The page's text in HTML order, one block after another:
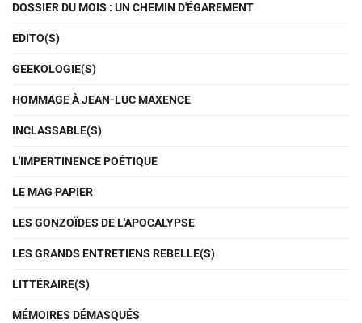
DOSSIER DU MOIS : UN CHEMIN D'ÉGAREMENT
EDITO(S)
GEEKOLOGIE(S)
HOMMAGE À JEAN-LUC MAXENCE
INCLASSABLE(S)
L'IMPERTINENCE POÉTIQUE
LE MAG PAPIER
LES GONZOÏDES DE L'APOCALYPSE
LES GRANDS ENTRETIENS REBELLE(S)
LITTÉRAIRE(S)
MÉMOIRES DÉMASQUÉS